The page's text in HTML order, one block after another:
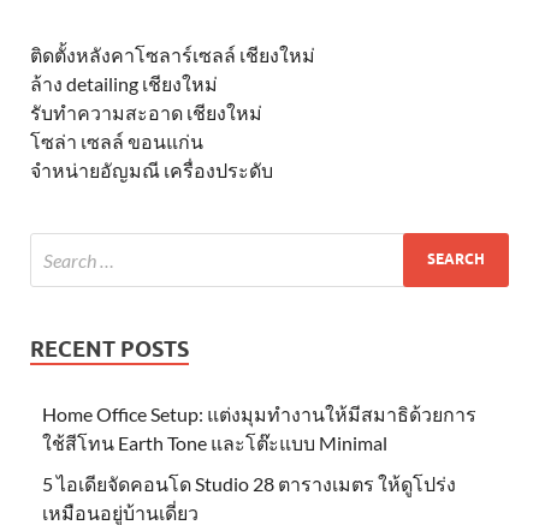
ติดตั้งหลังคาโซลาร์เซลล์ เชียงใหม่
ล้าง detailing เชียงใหม่
รับทำความสะอาด เชียงใหม่
โซล่า เซลล์ ขอนแก่น
จำหน่ายอัญมณี เครื่องประดับ
RECENT POSTS
Home Office Setup: แต่งมุมทำงานให้มีสมาธิด้วยการ
ใช้สีโทน Earth Tone และโต๊ะแบบ Minimal
5 ไอเดียจัดคอนโด Studio 28 ตารางเมตร ให้ดูโปร่ง
เหมือนอยู่บ้านเดี่ยว